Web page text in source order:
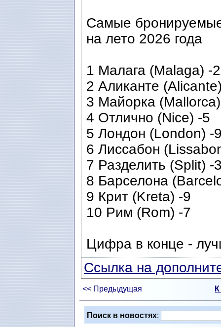
Самые
на лето 2026 года
1 Малага (Malaga) -2
2 Аликанте
3 Майорка
4 Отлично (Nice) -5
5 Лондон (London) -
6 Лиссабон
7 Разделить (Split) -
8 Барселона
9 Крит (Kreta) -9
10 Рим (Rom) -7
Цифра в конце -
Ссылка на
<< Предыдущая
Поиск в новостях: